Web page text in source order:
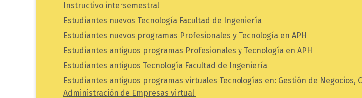
Instructivo intersemestral
Estudiantes nuevos Tecnología Facultad de Ingeniería
Estudiantes nuevos programas Profesionales y Tecnología en APH
Estudiantes antiguos programas Profesionales y Tecnología en APH
Estudiantes antiguos Tecnología Facultad de Ingeniería
Estudiantes antiguos programas virtuales Tecnologías en: Gestión de
Administración de Empresas virtual